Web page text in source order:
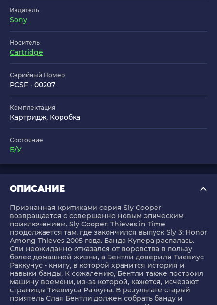
Издатель
Sony
Носитель
Cartridge
Серийный Номер
PCSF - 00207
Комплектация
Картридж, Коробка
Состояние
Б/У
ОПИСАНИЕ
Признанная критиками серия Sly Cooper
возвращается с совершенно новым эпическим
приключением. Sly Cooper: Thieves in Time
продолжается там, где закончился выпуск Sly 3: Honor
Among Thieves 2005 года. Банда Купера распалась.
Сли неожиданно отказался от воровства в пользу
более домашней жизни, а Бентли доверили Тиевиус
Раккунус - книгу, в которой хранится история и
навыки банды. К сожалению, Бентли также построил
машину времени, из-за которой, кажется, исчезают
страницы Тиевиуса Раккуна. В результате старый
приятель Слая Бентли должен собрать банду и